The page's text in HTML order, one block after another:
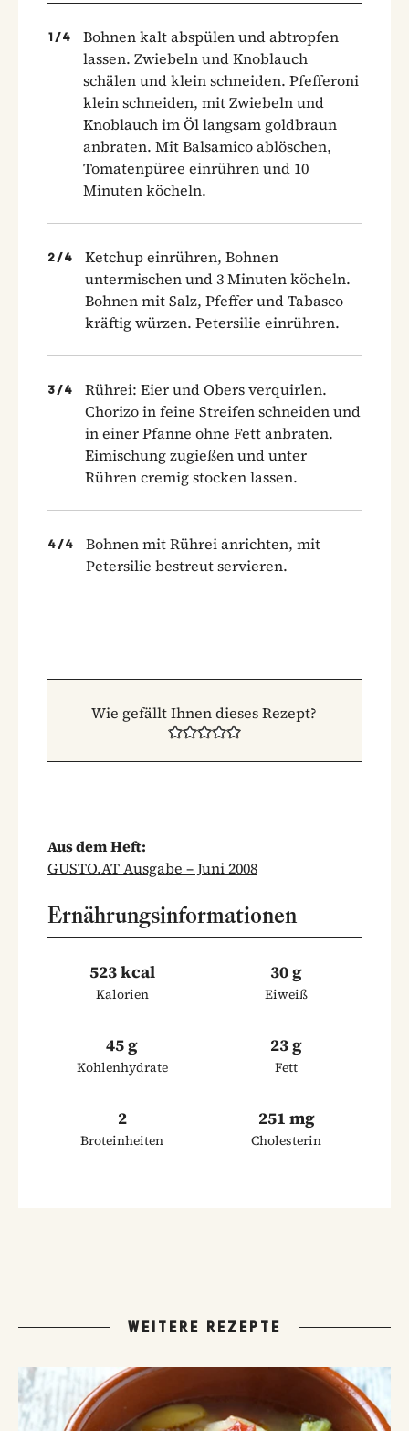
1 /4
Bohnen kalt abspülen und abtropfen
lassen. Zwiebeln und Knoblauch
schälen und klein schneiden. Pfefferoni
klein schneiden, mit Zwiebeln und
Knoblauch im Öl langsam goldbraun
anbraten. Mit Balsamico ablöschen,
Tomatenpüree einrühren und 10
Minuten köcheln.
2 /4
Ketchup einrühren, Bohnen
untermischen und 3 Minuten köcheln.
Bohnen mit Salz, Pfeffer und Tabasco
kräftig würzen. Petersilie einrühren.
3 /4
Rührei: Eier und Obers verquirlen.
Chorizo in feine Streifen schneiden und
in einer Pfanne ohne Fett anbraten.
Eimischung zugießen und unter
Rühren cremig stocken lassen.
4 /4
Bohnen mit Rührei anrichten, mit
Petersilie bestreut servieren.
Wie gefällt Ihnen dieses Rezept?
Aus dem Heft:
GUSTO.AT Ausgabe – Juni 2008
Ernährungsinformationen
523 kcal
Kalorien
30 g
Eiweiß
45 g
Kohlenhydrate
23 g
Fett
2
Broteinheiten
251 mg
Cholesterin
WEITERE REZEPTE